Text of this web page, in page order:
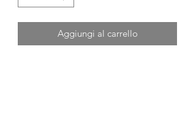
Aggiungi al carrello